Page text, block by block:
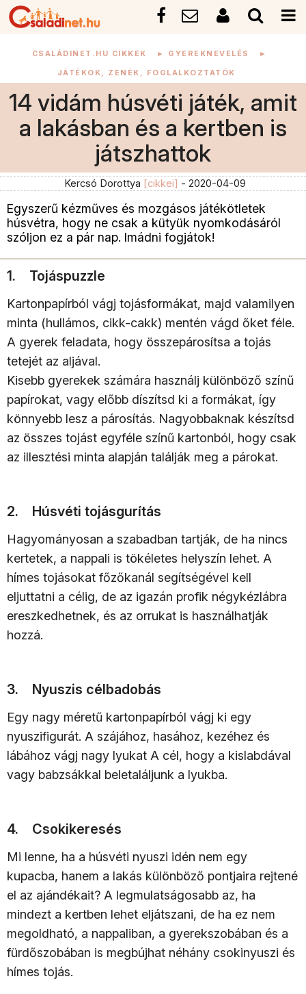
CSALÁDINET.HU CIKKEK ► GYEREKNEVELÉS ►
JÁTÉKOK, ZENÉK, FOGLALKOZTATÓK
14 vidám húsvéti játék, amit
a lakásban és a kertben is
játszhattok
Kercsó Dorottya [cikkei] - 2020-04-09
Egyszerű kézműves és mozgásos játékötletek
húsvétra, hogy ne csak a kütyük nyomkodásáról
szóljon ez a pár nap. Imádni fogjátok!
1. Tojáspuzzle
Kartonpapírból vágj tojásformákat, majd valamilyen
minta (hullámos, cikk-cakk) mentén vágd őket féle.
A gyerek feladata, hogy összepárosítsa a tojás
tetejét az aljával.
Kisebb gyerekek számára használj különböző színű
papírokat, vagy előbb díszítsd ki a formákat, így
könnyebb lesz a párosítás. Nagyobbaknak készítsd
az összes tojást egyféle színű kartonból, hogy csak
az illesztési minta alapján találják meg a párokat.
2. Húsvéti tojásgurítás
Hagyományosan a szabadban tartják, de ha nincs
kertetek, a nappali is tökéletes helyszín lehet. A
hímes tojásokat főzőkanál segítségével kell
eljuttatni a célig, de az igazán profik négykézlábra
ereszkedhetnek, és az orrukat is használhatják
hozzá.
3. Nyuszis célbadobás
Egy nagy méretű kartonpapírból vágj ki egy
nyuszifigurát. A szájához, hasához, kezéhez és
lábához vágj nagy lyukat A cél, hogy a kislabdával
vagy babzsákkal beletaláljunk a lyukba.
4. Csokikeresés
Mi lenne, ha a húsvéti nyuszi idén nem egy
kupacba, hanem a lakás különböző pontjaira rejtené
el az ajándékait? A legmulatságosabb az, ha
mindezt a kertben lehet eljátszani, de ha ez nem
megoldható, a nappaliban, a gyerekszobában és a
fürdőszobában is megbújhat néhány csokinyuszi és
hímes tojás.